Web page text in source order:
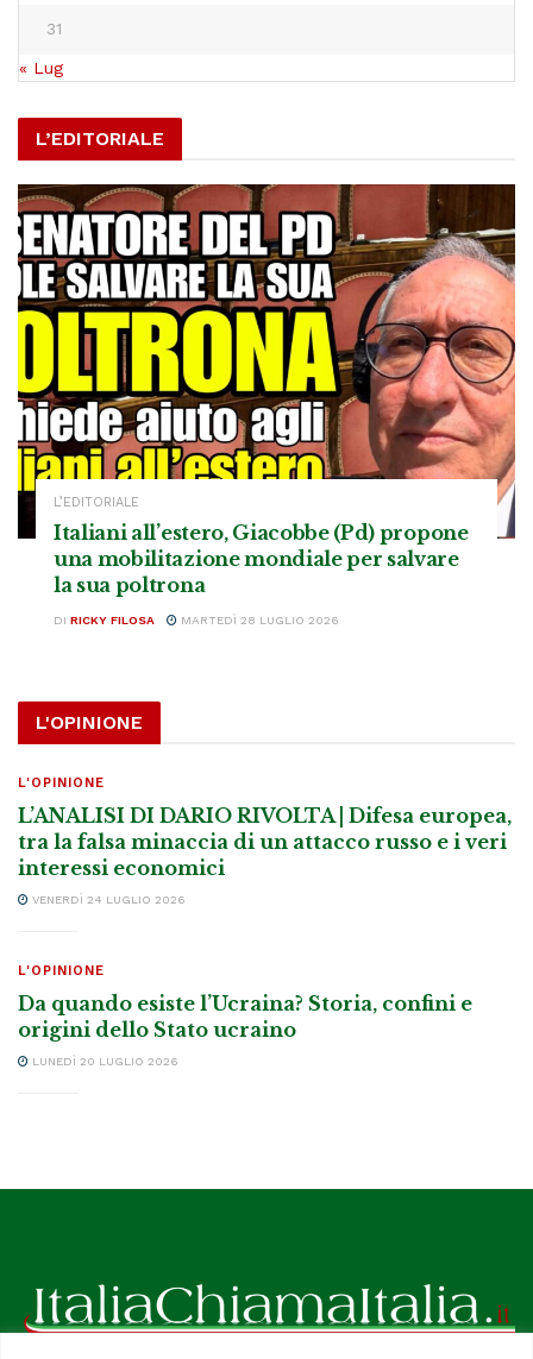
31
« Lug
L’EDITORIALE
L’EDITORIALE
Italiani all’estero, Giacobbe (Pd) propone
una mobilitazione mondiale per salvare
la sua poltrona
DI RICKY FILOSA MARTEDÌ 28 LUGLIO 2026
L'OPINIONE
L'OPINIONE
L’ANALISI DI DARIO RIVOLTA | Difesa europea,
tra la falsa minaccia di un attacco russo e i veri
interessi economici
VENERDÌ 24 LUGLIO 2026
L'OPINIONE
Da quando esiste l’Ucraina? Storia, confini e
origini dello Stato ucraino
LUNEDÌ 20 LUGLIO 2026